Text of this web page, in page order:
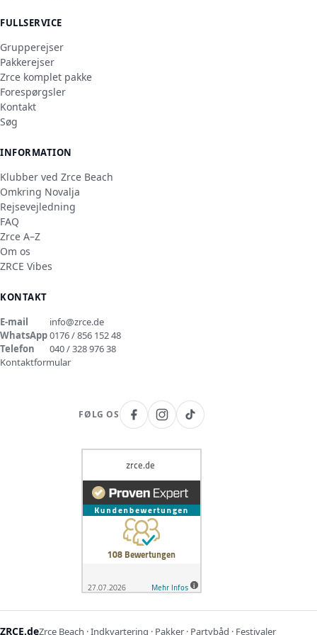
FULLSERVICE
Grupperejser
Pakkerejser
Zrce komplet pakke
Forespørgsler
Kontakt
Søg
INFORMATION
Klubber ved Zrce Beach
Omkring Novalja
Rejsevejledning
FAQ
Zrce A–Z
Om os
ZRCE Vibes
KONTAKT
E-mail
info@zrce.de
WhatsApp0176 / 856 152 48
Telefon
040 / 328 976 38
Kontaktformular
FØLG OS
ZRCE.deZrce Beach · Indkvartering · Pakker · Partybåd · Festivaler